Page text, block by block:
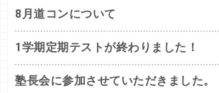
8月道コンについて
1学期定期テストが終わりました！
塾長会に参加させていただきました。